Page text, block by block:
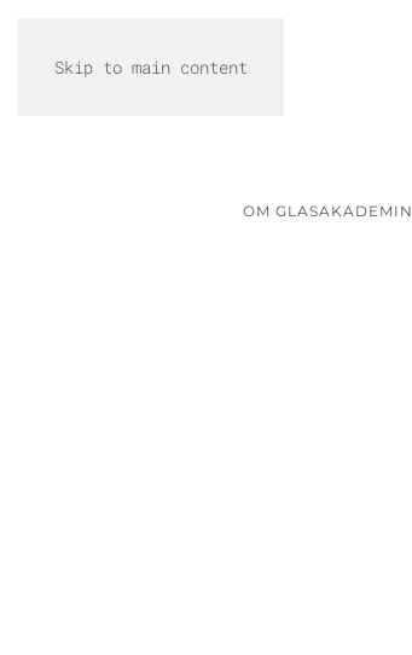
Skip to main content
OM GLASAKADEMIN